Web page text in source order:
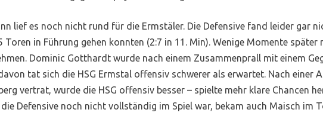
lief es noch nicht rund für die Ermstäler. Die Defensive fand leider gar
Toren in Führung gehen konnten (2:7 in 11. Min). Wenige Momente
Dominic Gotthardt wurde nach einem Zusammenprall mit einem
tat sich die HSG Ermstal offensiv schwerer als erwartet. Nach einer
vertrat, wurde die HSG offensiv besser – spielte mehr klare Chancen
Defensive noch nicht vollständig im Spiel war, bekam auch Maisch im